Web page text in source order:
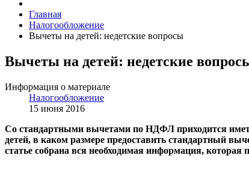
Главная
Налогообложение
Вычеты на детей: недетские вопросы
Вычеты на детей: недетские
Информация о материале
Налогообложение
15 июня 2016
Со стандартными вычетами по НДФЛ приходится
детей, в каком размере предоставить стандартный
статье собрана вся необходимая информация, которая